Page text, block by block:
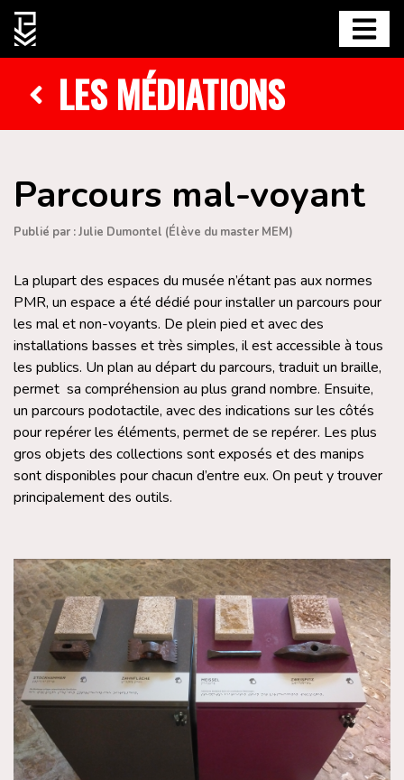
LES MÉDIATIONS
Parcours mal-voyant
Publié par : Julie Dumontel (Élève du master MEM)
La plupart des espaces du musée n’étant pas aux normes
PMR, un espace a été dédié pour installer un parcours pour
les mal et non-voyants. De plein pied et avec des
installations basses et très simples, il est accessible à tous
les publics. Un plan au départ du parcours, traduit un braille,
permet sa compréhension au plus grand nombre. Ensuite,
un parcours podotactile, avec des indications sur les côtés
pour repérer les éléments, permet de se repérer. Les plus
gros objets des collections sont exposés et des manips
sont disponibles pour chacun d’entre eux. On peut y trouver
principalement des outils.